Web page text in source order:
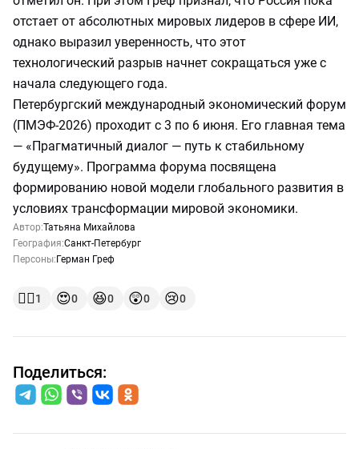
отстает от абсолютных мировых лидеров в сфере ИИ,
однако выразил уверенность, что этот
технологический разрыв начнет сокращаться уже с
начала следующего года.
Петербургский международный экономический форум
(ПМЭФ-2026) проходит с 3 по 6 июня. Его главная тема
— «Прагматичный диалог — путь к стабильному
будущему». Программа форума посвящена
формированию новой модели глобального развития в
условиях трансформации мировой экономики.
Автор:Татьяна Михайлова
География:Санкт-Петербург
Персоны: Герман Греф
👍🏻1 😍0 😆0 😲0 😢0
Поделиться: